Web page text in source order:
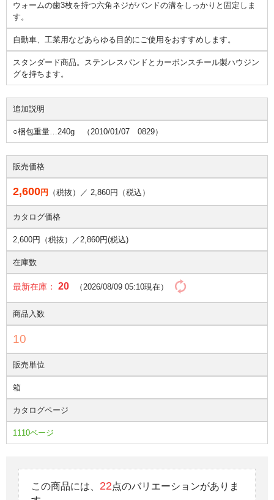
ウォームの歯3枚を持つ六角ネジがバンドの溝をしっかりと固定しま
す。
自動車、工業用などあらゆる目的にご使用をおすすめします。
スタンダード商品。ステンレスバンドとカーボンスチール製ハウジン
グを持ちます。
追加説明
○梱包重量…240g （2010/01/07 0829）
販売価格
2,600円 （税抜）／ 2,860円（税込）
カタログ価格
2,600円（税抜）／2,860円(税込)
在庫数
最新在庫： 20 （2026/08/09 05:10現在）
商品入数
10
販売単位
箱
カタログページ
1110ページ
この商品には、 22点のバリエーションがありま